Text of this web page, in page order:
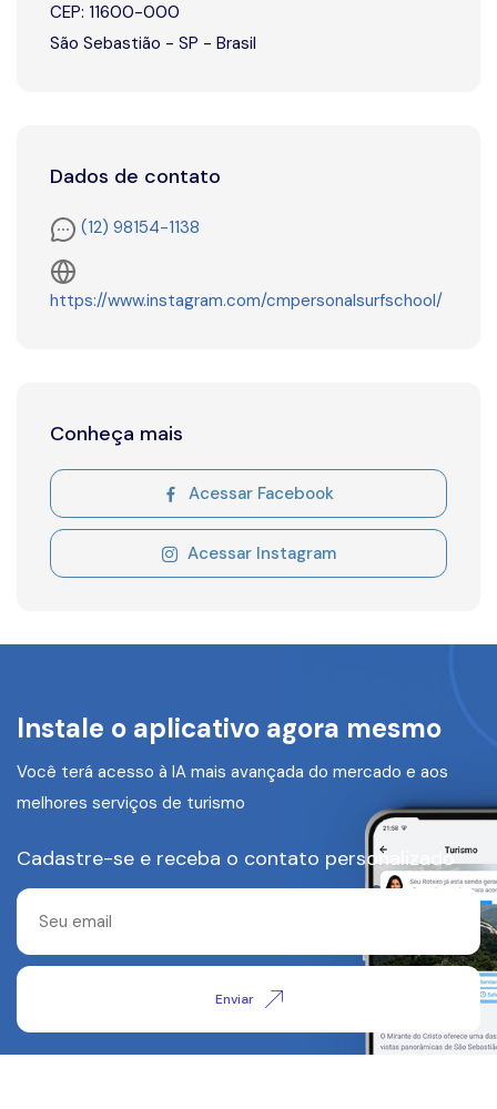
CEP: 11600-000
São Sebastião - SP - Brasil
Dados de contato
(12) 98154-1138
https://www.instagram.com/cmpersonalsurfschool/
Conheça mais
Acessar Facebook
Acessar Instagram
Instale o aplicativo agora mesmo
Você terá acesso à IA mais avançada do mercado e aos
melhores serviços de turismo
Cadastre-se e receba o contato personalizado
Enviar